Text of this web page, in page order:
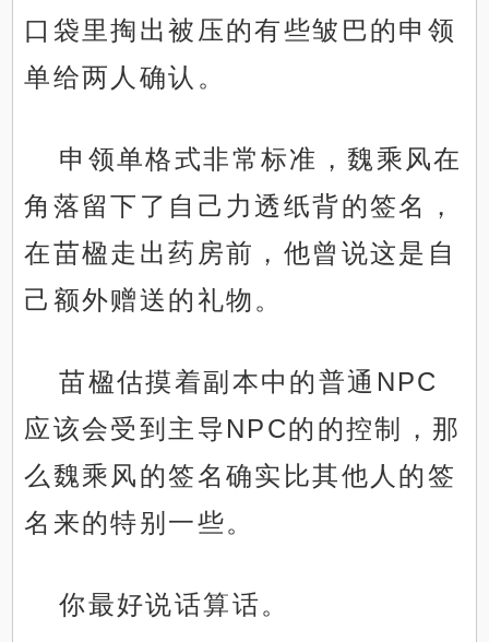
口袋里掏出被压的有些皱巴的申领
单给两人确认。
申领单格式非常标准，魏乘风在
角落留下了自己力透纸背的签名，
在苗楹走出药房前，他曾说这是自
己额外赠送的礼物。
苗楹估摸着副本中的普通NPC
应该会受到主导NPC的的控制，那
么魏乘风的签名确实比其他人的签
名来的特别一些。
你最好说话算话。